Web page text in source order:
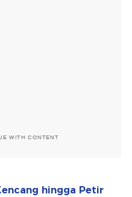
WITH CONTENT
hingga Petir